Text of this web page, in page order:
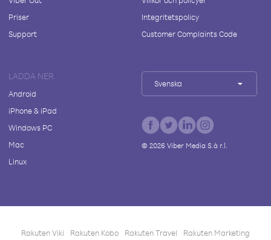
Priser
Support
Integritetspolicy
Customer Complaints Code
LADDA NER
Android
iPhone & iPad
Windows PC
Mac
Linux
Svenska
© 2026Viber Media S.à r.l.
Rakuten Viki Rakuten Kobo Rakuten Travel Rakuten Marketing